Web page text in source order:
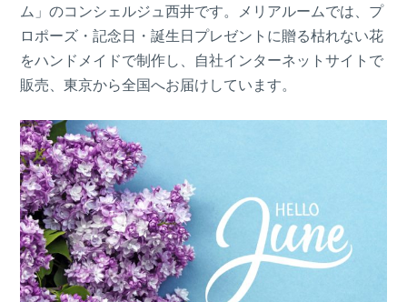
ム」のコンシェルジュ西井です。メリアルームでは、プ
ロポーズ・記念日・誕生日プレゼントに贈る枯れない花
をハンドメイドで制作し、自社インターネットサイトで
販売、東京から全国へお届けしています。